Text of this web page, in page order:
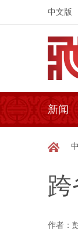
中文版
新闻
作者：